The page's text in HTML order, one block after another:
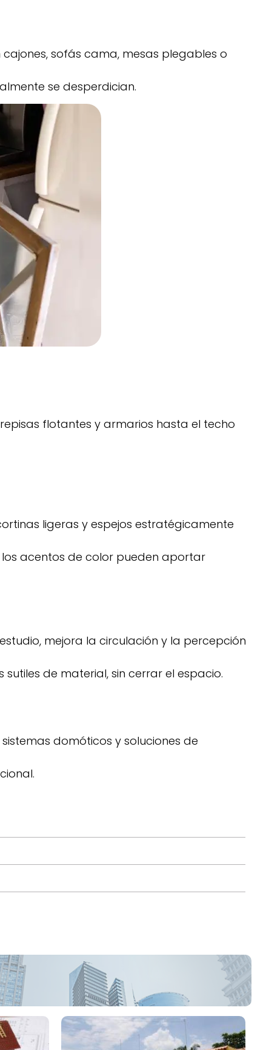
sofás cama, mesas plegables o
se desperdician.
flotantes y armarios hasta el techo
ligeras y espejos estratégicamente
los acentos de color pueden aportar
mejora la circulación y la percepción
sutiles de material, sin cerrar el espacio.
domóticos y soluciones de